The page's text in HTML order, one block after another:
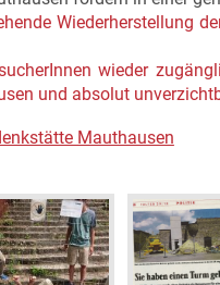
Wiederherstellung
wieder
und absolut
Mauthausen